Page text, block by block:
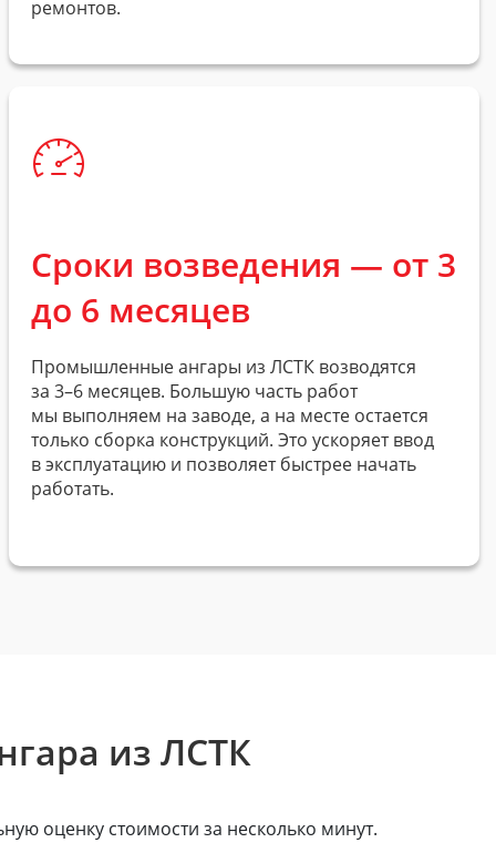
ремонтов.
Сроки возведения — от 3
до 6 месяцев
Промышленные ангары из ЛСТК возводятся
за 3–6 месяцев. Большую часть работ
мы выполняем на заводе, а на месте остается
только сборка конструкций. Это ускоряет ввод
в эксплуатацию и позволяет быстрее начать
работать.
из ЛСТК
оценку стоимости за несколько минут.